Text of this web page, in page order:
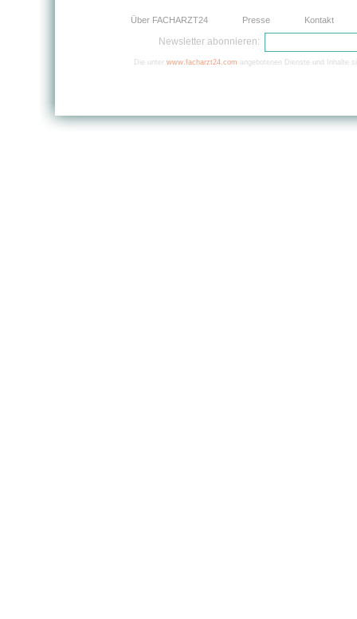
Über FACHARZT24 Presse Kontakt
Newsletter abonnieren:
Die unter www.facharzt24.com angebotenen Dienste und Inhalte